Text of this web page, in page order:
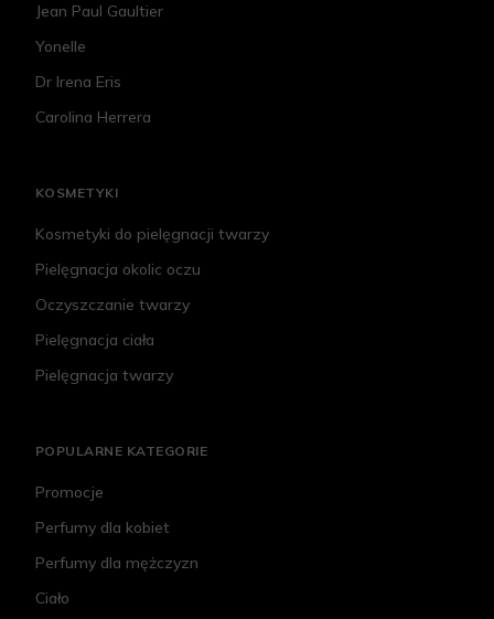
Jean Paul Gaultier
Yonelle
Dr Irena Eris
Carolina Herrera
KOSMETYKI
Kosmetyki do pielęgnacji twarzy
Pielęgnacja okolic oczu
Oczyszczanie twarzy
Pielęgnacja ciała
Pielęgnacja twarzy
POPULARNE KATEGORIE
Promocje
Perfumy dla kobiet
Perfumy dla mężczyzn
Ciało